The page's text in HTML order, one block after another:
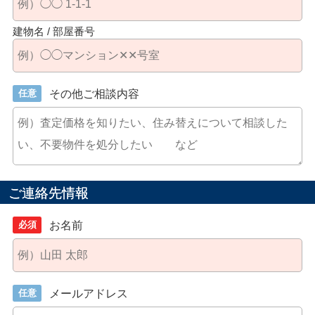
建物名 / 部屋番号
任意 その他ご相談内容
ご連絡先情報
必須 お名前
任意 メールアドレス